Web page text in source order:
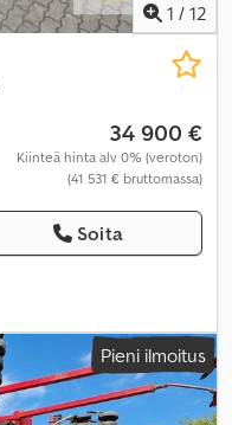
1 / 12
34 900 €
Kiinteä hinta alv 0% (veroton)
(41 531 € bruttomassa)
Soita
Pieni ilmoitus